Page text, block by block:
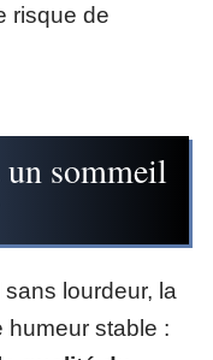
risque de
un sommeil
lourdeur, la
humeur stable :